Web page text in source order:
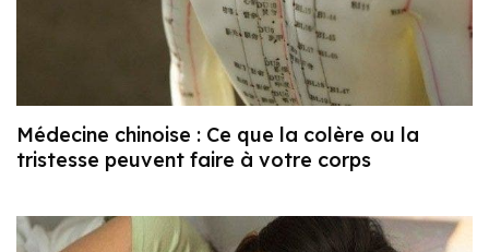
Médecine chinoise : Ce que la colère ou la
tristesse peuvent faire à votre corps